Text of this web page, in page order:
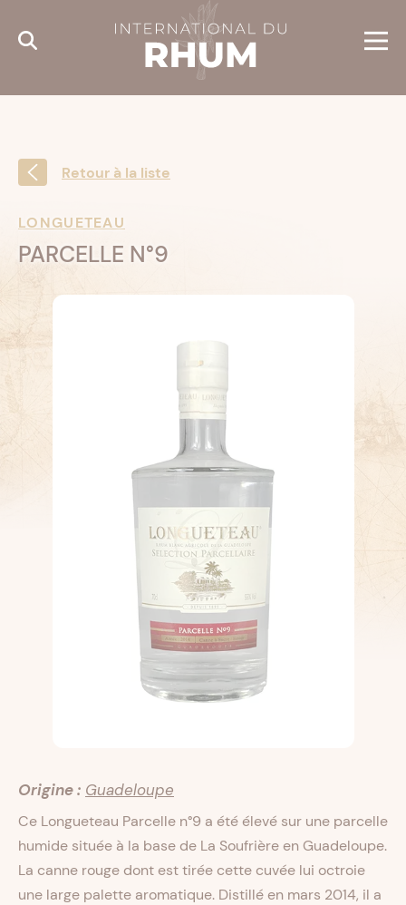
Retour à la liste
LONGUETEAU
PARCELLE N°9
Origine : Guadeloupe
Ce Longueteau Parcelle n°9 a été élevé sur une parcelle
humide située à la base de La Soufrière en Guadeloupe.
La canne rouge dont est tirée cette cuvée lui octroie
une large palette aromatique. Distillé en mars 2014, il a
Cookies management panel